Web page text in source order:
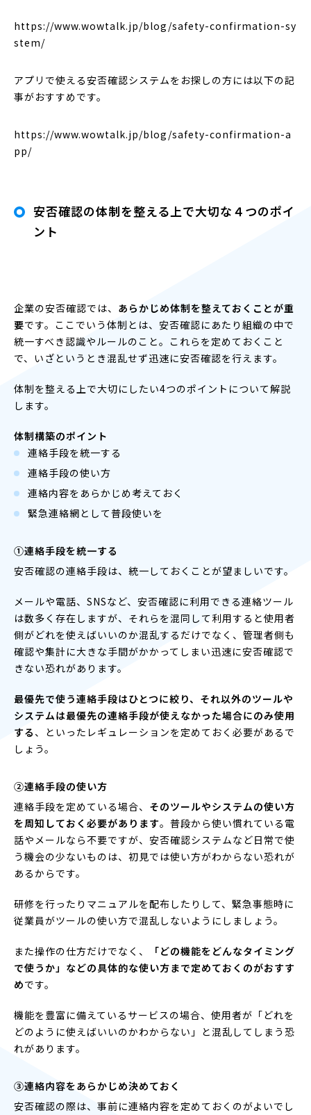
https://www.wowtalk.jp/blog/safety-confirmation-sy
stem/
アプリで使える安否確認システムをお探しの方には以下の記
事がおすすめです。
https://www.wowtalk.jp/blog/safety-confirmation-a
pp/
安否確認の体制を整える上で大切な４つのポイ
ント
企業の安否確認では、 あらかじめ体制を整えておくことが重
要です。ここでいう体制とは、安否確認にあたり組織の中で
統一すべき認識やルールのこと。これらを定めておくこと
で、いざというとき混乱せず迅速に安否確認を行えます。
体制を整える上で大切にしたい4つのポイントについて解説
します。
体制構築のポイント
連絡手段を統一する
連絡手段の使い方
連絡内容をあらかじめ考えておく
緊急連絡網として普段使いを
①連絡手段を統一する
安否確認の連絡手段は、統一しておくことが望ましいです。
メールや電話、SNSなど、安否確認に利用できる連絡ツール
は数多く存在しますが、それらを混同して利用すると使用者
側がどれを使えばいいのか混乱するだけでなく、管理者側も
確認や集計に大きな手間がかかってしまい迅速に安否確認で
きない恐れがあります。
最優先で使う連絡手段はひとつに絞り、それ以外のツールや
システムは最優先の連絡手段が使えなかった場合にのみ使用
する 、といったレギュレーションを定めておく必要があるで
しょう。
②連絡手段の使い方
連絡手段を定めている場合、 そのツールやシステムの使い方
を周知しておく必要があります。普段から使い慣れている電
話やメールなら不要ですが、安否確認システムなど日常で使
う機会の少ないものは、初見では使い方がわからない恐れが
あるからです。
研修を行ったりマニュアルを配布したりして、緊急事態時に
従業員がツールの使い方で混乱しないようにしましょう。
また操作の仕方だけでなく、
「どの機能をどんなタイミング
で使うか」などの具体的な使い方まで定めておくのがおすす
めです。
機能を豊富に備えているサービスの場合、使用者が「どれを
どのように使えばいいのかわからない」と混乱してしまう恐
れがあります。
③連絡内容をあらかじめ決めておく
安否確認の際は、事前に連絡内容を定めておくのがよいでし